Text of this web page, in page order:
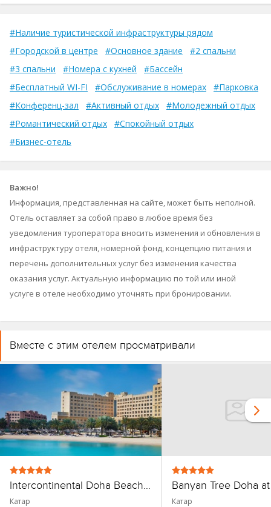
#Наличие туристической инфраструктуры рядом
#Городской в центре
#Основное здание
#2 спальни
#3 спальни
#Номера с кухней
#Бассейн
#Бесплатный WI-FI
#Обслуживание в номерах
#Парковка
#Конференц-зал
#Активный отдых
#Молодежный отдых
#Романтический отдых
#Спокойный отдых
#Бизнес-отель
Важно!
Информация, представленная на сайте, может быть неполной.
Отель оставляет за собой право в любое время без
уведомления туроператора вносить изменения и обновления в
инфраструктуру отеля, номерной фонд, концепцию питания и
перечень дополнительных услуг без изменения качества
оказания услуг. Актуальную информацию по той или иной
услуге в отеле необходимо уточнять при бронировании.
Вместе с этим отелем просматривали
Intercontinental Doha Beach & SPA
Катар
Катар